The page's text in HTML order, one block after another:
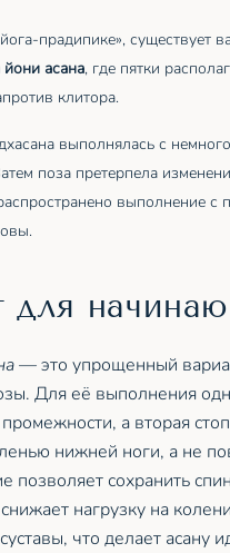
прадипике», существует
йони асана, где пятки
клитора.
выполнялась с
поза претерпела
выполнение с
для
— это упрощенный
Для её выполнения
а вторая
нижней ноги, а не
позволяет сохранить
нагрузку на
что делает асану